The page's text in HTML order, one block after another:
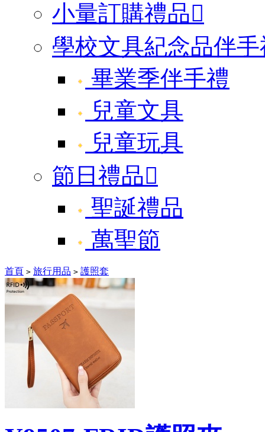
小量訂購禮品
學校文具紀念品伴手
畢業季伴手禮
兒童文具
兒童玩具
節日禮品
聖誕禮品
萬聖節
首頁 > 旅行用品 > 護照套